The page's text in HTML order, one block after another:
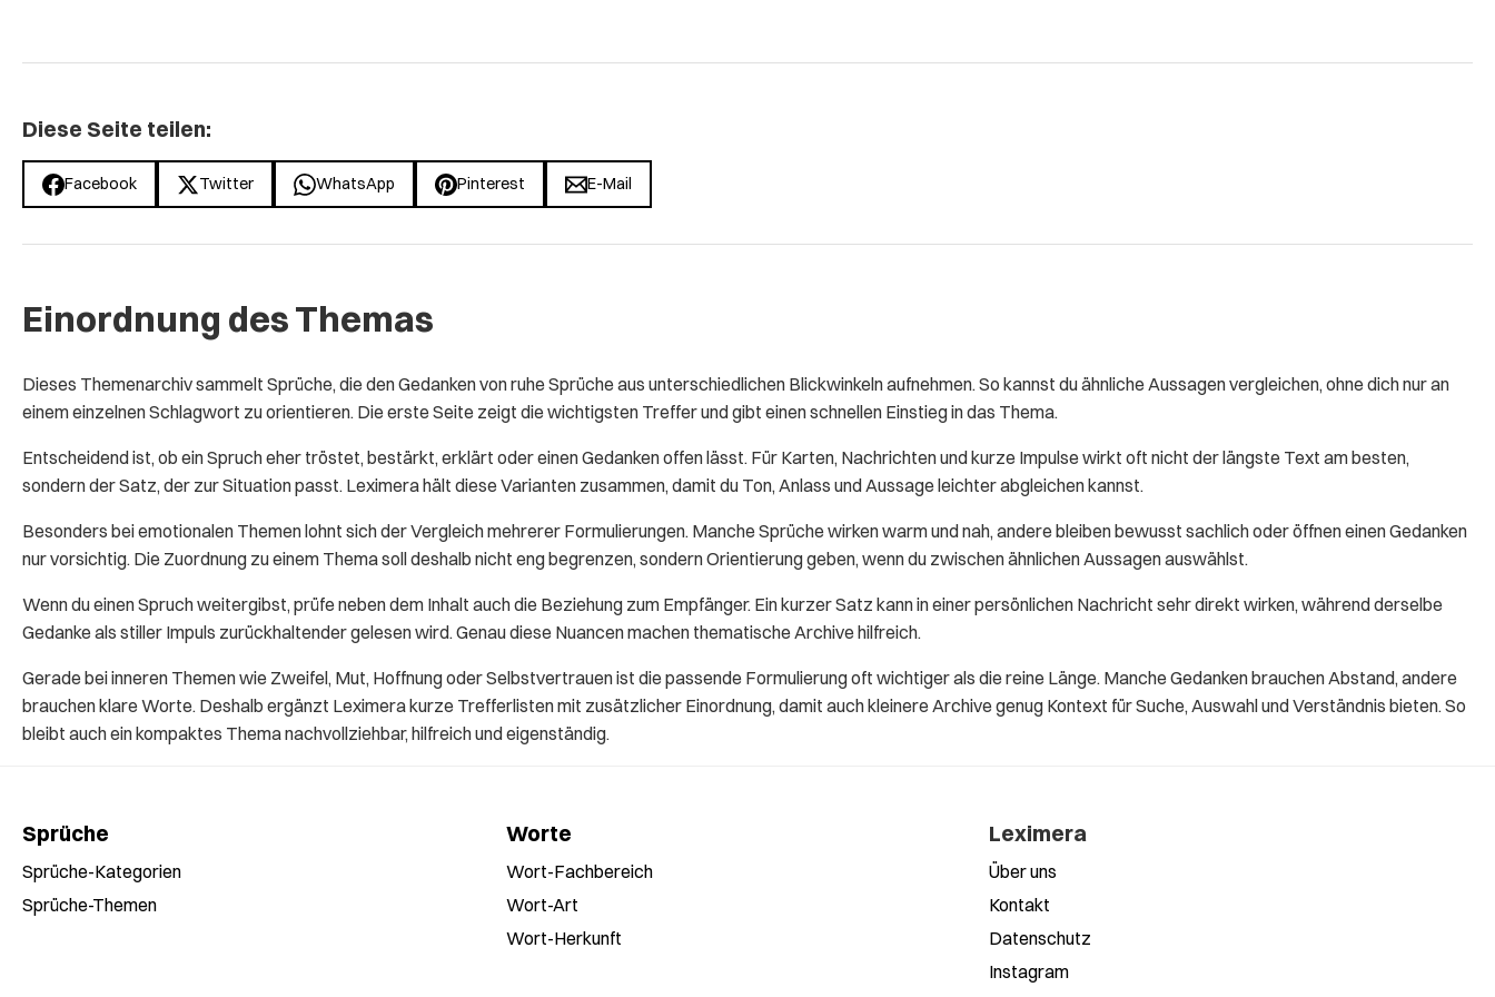
Diese Seite teilen:
Facebook Twitter WhatsApp Pinterest E-Mail
Einordnung des Themas
Dieses Themenarchiv sammelt Sprüche, die den Gedanken von ruhe Sprüche aus unterschiedlichen Blickwinkeln aufnehmen. So kannst du ähnliche Aussagen vergleichen, ohne dich nur an
einem einzelnen Schlagwort zu orientieren. Die erste Seite zeigt die wichtigsten Treffer und gibt einen schnellen Einstieg in das Thema.
Entscheidend ist, ob ein Spruch eher tröstet, bestärkt, erklärt oder einen Gedanken offen lässt. Für Karten, Nachrichten und kurze Impulse wirkt oft nicht der längste Text am besten,
sondern der Satz, der zur Situation passt. Leximera hält diese Varianten zusammen, damit du Ton, Anlass und Aussage leichter abgleichen kannst.
Besonders bei emotionalen Themen lohnt sich der Vergleich mehrerer Formulierungen. Manche Sprüche wirken warm und nah, andere bleiben bewusst sachlich oder öffnen einen Gedanken
nur vorsichtig. Die Zuordnung zu einem Thema soll deshalb nicht eng begrenzen, sondern Orientierung geben, wenn du zwischen ähnlichen Aussagen auswählst.
Wenn du einen Spruch weitergibst, prüfe neben dem Inhalt auch die Beziehung zum Empfänger. Ein kurzer Satz kann in einer persönlichen Nachricht sehr direkt wirken, während derselbe
Gedanke als stiller Impuls zurückhaltender gelesen wird. Genau diese Nuancen machen thematische Archive hilfreich.
Gerade bei inneren Themen wie Zweifel, Mut, Hoffnung oder Selbstvertrauen ist die passende Formulierung oft wichtiger als die reine Länge. Manche Gedanken brauchen Abstand, andere
brauchen klare Worte. Deshalb ergänzt Leximera kurze Trefferlisten mit zusätzlicher Einordnung, damit auch kleinere Archive genug Kontext für Suche, Auswahl und Verständnis bieten. So
bleibt auch ein kompaktes Thema nachvollziehbar, hilfreich und eigenständig.
Sprüche
Sprüche-Kategorien
Sprüche-Themen
Worte
Wort-Fachbereich
Wort-Art
Wort-Herkunft
Leximera
Über uns
Kontakt
Datenschutz
Instagram